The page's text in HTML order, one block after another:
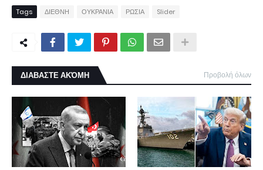
Tags ΔΙΕΘΝΗ ΟΥΚΡΑΝΙΑ ΡΩΣΙΑ Slider
ΔΙΑΒΑΣΤΕ ΑΚΌΜΗ Προβολή όλων